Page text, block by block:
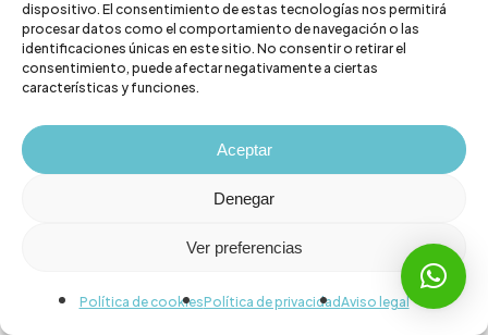
dispositivo. El consentimiento de estas tecnologías nos permitirá
procesar datos como el comportamiento de navegación o las
identificaciones únicas en este sitio. No consentir o retirar el
consentimiento, puede afectar negativamente a ciertas
características y funciones.
Aceptar
Denegar
Ver preferencias
Política de cookiesPolítica de privacidadAviso legal
condición está asociada con síntomas
gastrointestinales queafectan la calidad
de vida de tu mascota
vómitos y dolor abdominal.
Para tratarla, lo mejor es emplear
combinaciones de bloqueadores en los
receptores H2 comoranitidina o
. Igualmente, son efectivos los
inhibidores de la bomba de protones (IBP) o